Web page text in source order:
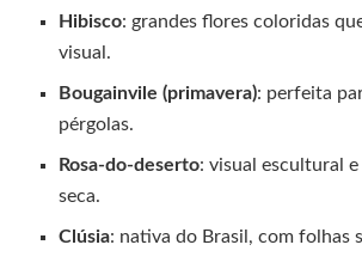
Hibisco: grandes flores coloridas
visual.
Bougainvile (primavera): perfeita
pérgolas.
Rosa-do-deserto: visual escultural
seca.
Clúsia: nativa do Brasil, com folhas